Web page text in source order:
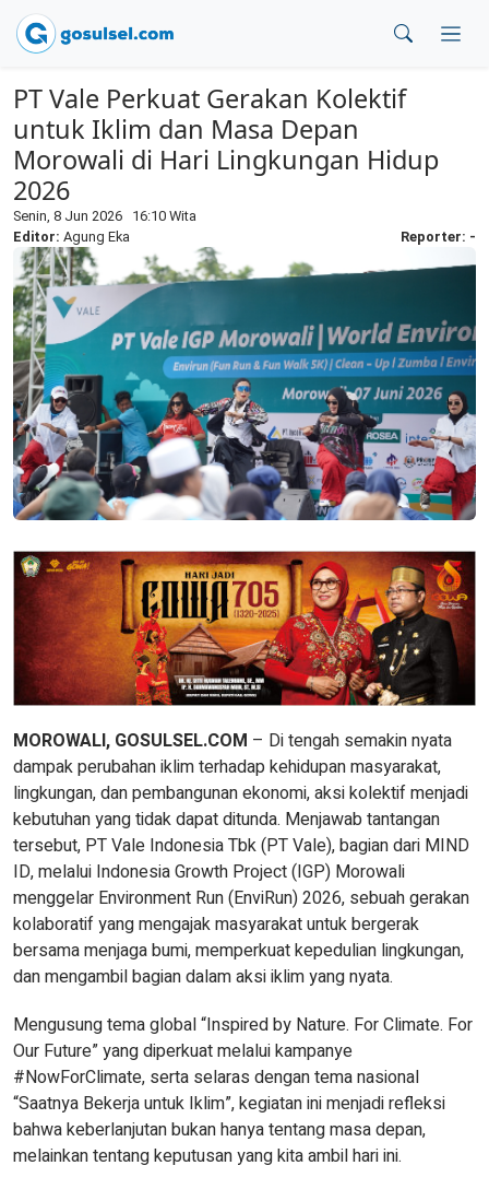
PT Vale Perkuat Gerakan Kolektif
untuk Iklim dan Masa Depan
Morowali di Hari Lingkungan Hidup
2026
Senin, 8 Jun 2026 16:10 Wita
Editor: Agung Eka Reporter: -
MOROWALI, GOSULSEL.COM – Di tengah semakin nyata
dampak perubahan iklim terhadap kehidupan masyarakat,
lingkungan, dan pembangunan ekonomi, aksi kolektif menjadi
kebutuhan yang tidak dapat ditunda. Menjawab tantangan
tersebut, PT Vale Indonesia Tbk (PT Vale), bagian dari MIND
ID, melalui Indonesia Growth Project (IGP) Morowali
menggelar Environment Run (EnviRun) 2026, sebuah gerakan
kolaboratif yang mengajak masyarakat untuk bergerak
bersama menjaga bumi, memperkuat kepedulian lingkungan,
dan mengambil bagian dalam aksi iklim yang nyata.
Mengusung tema global “Inspired by Nature. For Climate. For
Our Future” yang diperkuat melalui kampanye
#NowForClimate, serta selaras dengan tema nasional
“Saatnya Bekerja untuk Iklim”, kegiatan ini menjadi refleksi
bahwa keberlanjutan bukan hanya tentang masa depan,
melainkan tentang keputusan yang kita ambil hari ini.